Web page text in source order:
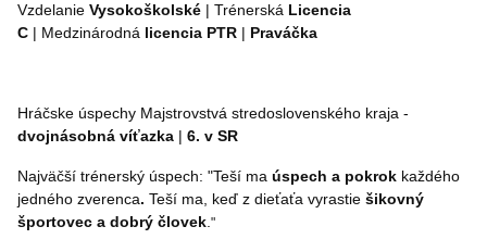
Vzdelanie Vysokoškolské | Trénerská Licencia
C | Medzinárodná licencia PTR | Praváčka
Hráčske úspechy Majstrovstvá stredoslovenského kraja -
dvojnásobná víťazka | 6. v SR
Najväčší trénerský úspech: "Teší ma úspech a pokrok každého
jedného zverenca. Teší ma, keď z dieťaťa vyrastie šikovný
športovec a dobrý človek "